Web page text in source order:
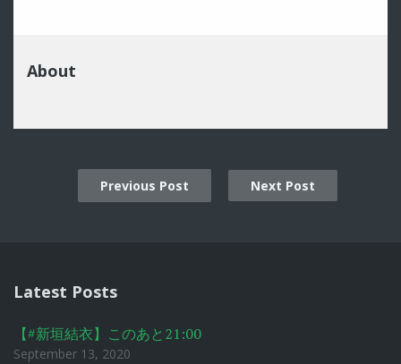
About
Previous Post Next Post
Latest Posts
【#新垣結衣】このあと21:00
September 13, 2020